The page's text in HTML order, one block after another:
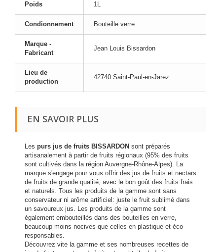
Poids 1L
Condionnement Bouteille verre
Marque -
Fabricant
Jean Louis Bissardon
Lieu de
production
42740 Saint-Paul-en-Jarez
EN SAVOIR PLUS
Les purs jus de fruits BISSARDON sont préparés
artisanalement à partir de fruits régionaux (95% des fruits
sont cultivés dans la région Auvergne-Rhône-Alpes). La
marque s'engage pour vous offrir des jus de fruits et nectars
de fruits de grande qualité, avec le bon goût des fruits frais
et naturels. Tous les produits de la gamme sont sans
conservateur ni arôme artificiel: juste le fruit sublimé dans
un savoureux jus. Les produits de la gamme sont
également embouteillés dans des bouteilles en verre,
beaucoup moins nocives que celles en plastique et éco-
responsables.
Découvrez vite la gamme et ses nombreuses recettes de